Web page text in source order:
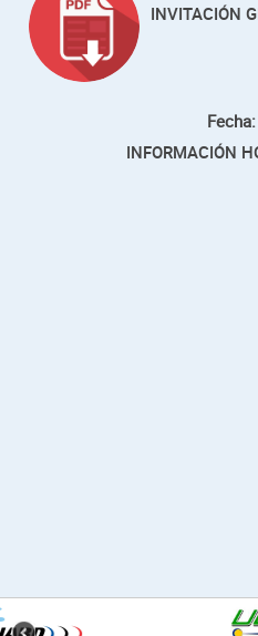
INVITACIÓN
INFORMACIÓN
para
la